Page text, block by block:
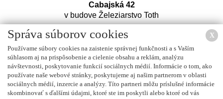
Cabajská 42
v budove Železiarstvo Toth
Nájdete nás naFACEBOOKu
X
Správa súborov cookies
Používame súbory cookies na zaistenie správnej funkčnosti a s Vaším
súhlasom aj na prispôsobenie a cielenie obsahu a reklám, analýzu
návštevnosti, poskytovanie funkcií sociálnych médií. Informácie o tom, ako
používate naše webové stránky, poskytujeme aj našim partnerom v oblasti
sociálnych médií, inzercie a analýzy. Títo partneri môžu príslušné informácie
skombinovať s ďalšími údajmi, ktoré ste im poskytli alebo ktoré od vás